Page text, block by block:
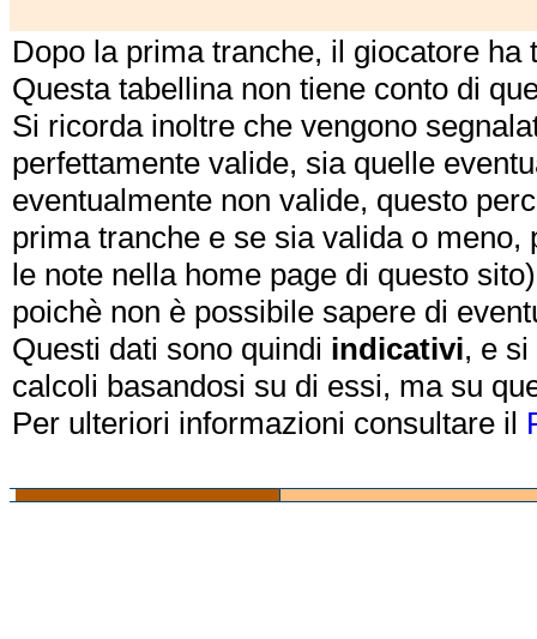
Dopo la prima tranche, il giocatore
Questa tabellina non tiene conto di
Si ricorda inoltre che vengono
perfettamente valide, sia quelle
eventualmente non valide, questo
prima tranche e se sia valida o
le note nella home page di questo
poichè non è possibile sapere di
Questi dati sono quindi indicativi, e
calcoli basandosi su di essi, ma su
Per ulteriori informazioni consultare il